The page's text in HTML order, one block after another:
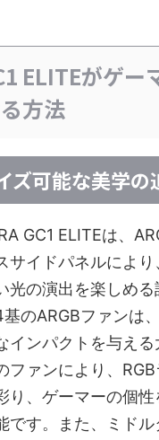
ELITEがゲー
方法
ズ可能な美学の
GC1 ELITEは、
サイドパネルにより
光の演出を楽しめ
基のARGBファンは
インパクトを与える
ファンにより、
り、ゲーマーの個性
です。また、ミド